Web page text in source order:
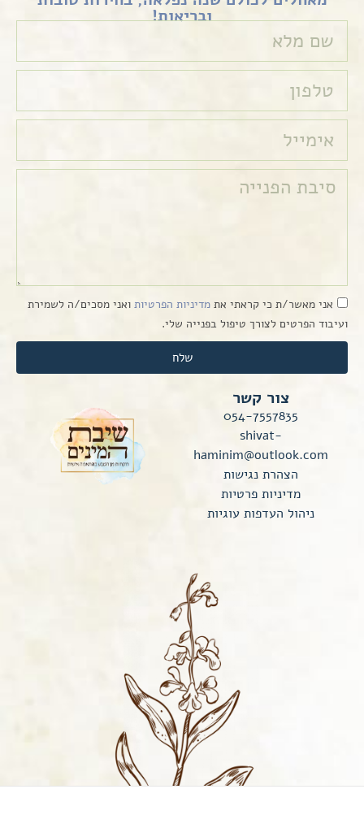
ובריאות!
אני מאשר/ת כי קראתי את מדיניות הפרטיות ואני מסכים/ה לשמירת
ועיבוד הפרטים לצורך טיפול בפנייה שלי.
שלח
צור קשר
054-7557835
shivat-
haminim@outlook.com
הצהרת נגישות
מדיניות פרטיות
ניהול העדפות עוגיות